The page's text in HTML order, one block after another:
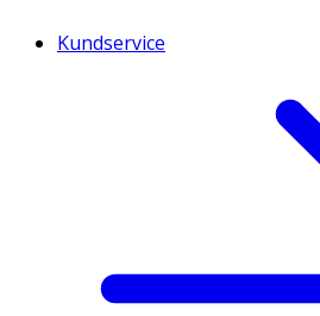
Kundservice